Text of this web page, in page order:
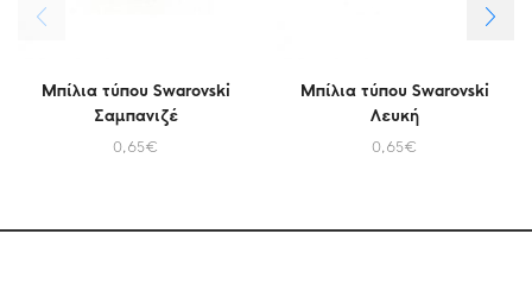
Μπίλια τύπου Swarovski
Σαμπανιζέ
0,65€
Μπίλια τύπου Swarovski
Λευκή
0,65€